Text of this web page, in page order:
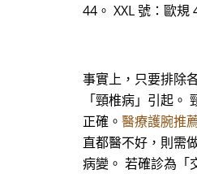
44。 XXL 號：歐規
事實上，只要排除
「頸椎病」引起
正確。 醫療護腕推
直都醫不好，則需
病變。 若確診為「